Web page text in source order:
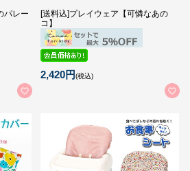
パレー
[送料込]プレイウェア【可憐なあの
コ】
2,420円(税込)